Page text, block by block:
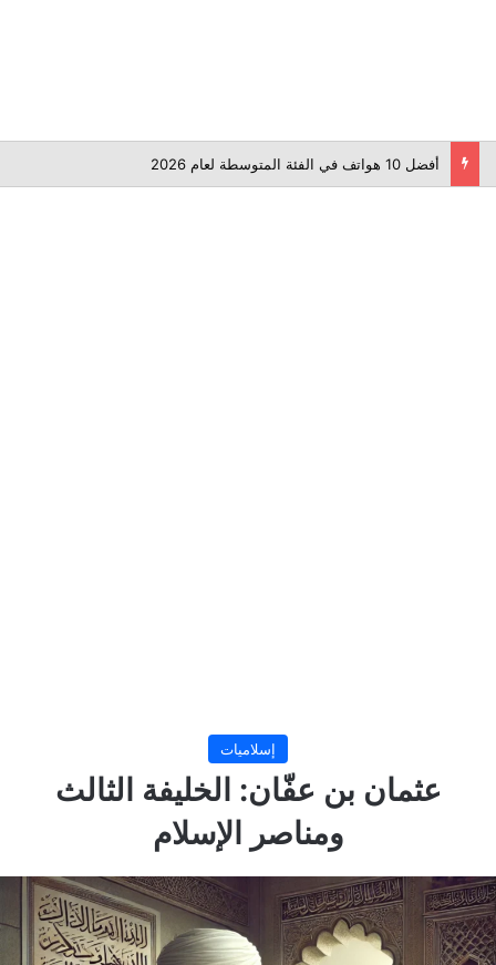
أفضل 10 هواتف في الفئة المتوسطة لعام 2026
إسلاميات
عثمان بن عفّان: الخليفة الثالث
ومناصر الإسلام